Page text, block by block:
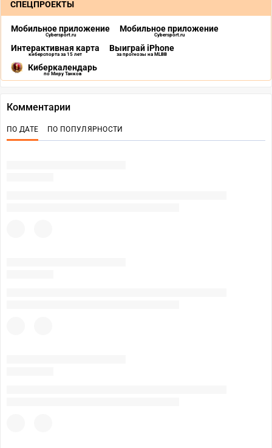
СПЕЦПРОЕКТЫ
Мобильное приложение
Cybersport.ru
Мобильное приложение
Cybersport.ru
Интерактивная карта
киберспорта за 15 лет
Выиграй iPhone
за прогнозы на MLBB
Киберкалендарь
по Миру Танков
Комментарии
ПО ДАТЕ ПО ПОПУЛЯРНОСТИ